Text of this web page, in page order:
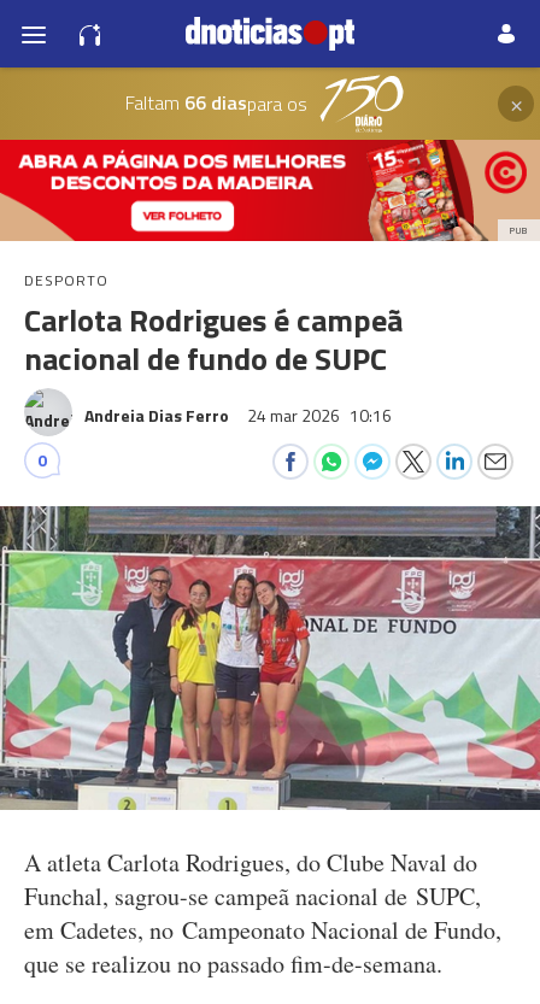
Faltam 66 diaspara os ×
PUB
DESPORTO
Carlota Rodrigues é campeã
nacional de fundo de SUPC
Andreia Dias Ferro 24 mar 2026 10:16
0
A atleta Carlota Rodrigues, do Clube Naval do
Funchal, sagrou-se campeã nacional de SUPC,
em Cadetes, no Campeonato Nacional de Fundo,
que se realizou no passado fim-de-semana.